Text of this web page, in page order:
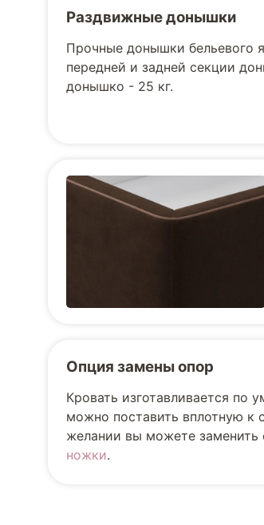
Раздвижные донышки
Прочные донышки
передней и задней секции
донышко - 25 кг.
Опция замены опор
Кровать изготавливается
можно поставить вплотную к
желании вы можете заменить
ножки.